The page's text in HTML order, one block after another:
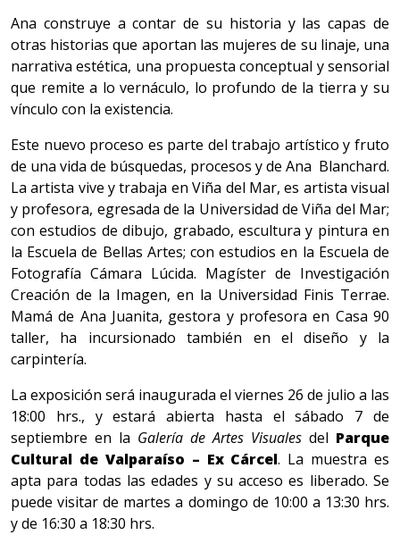
Ana construye a contar de su historia y las capas de
otras historias que aportan las mujeres de su linaje, una
narrativa estética, una propuesta conceptual y sensorial
que remite a lo vernáculo, lo profundo de la tierra y su
vínculo con la existencia.
Este nuevo proceso es parte del trabajo artístico y fruto
de una vida de búsquedas, procesos y de Ana Blanchard.
La artista vive y trabaja en Viña del Mar, es artista visual
y profesora, egresada de la Universidad de Viña del Mar;
con estudios de dibujo, grabado, escultura y pintura en
la Escuela de Bellas Artes; con estudios en la Escuela de
Fotografía Cámara Lúcida. Magíster de Investigación
Creación de la Imagen, en la Universidad Finis Terrae.
Mamá de Ana Juanita, gestora y profesora en Casa 90
taller, ha incursionado también en el diseño y la
carpintería.
La exposición será inaugurada el viernes 26 de julio a las
18:00 hrs., y estará abierta hasta el sábado 7 de
septiembre en la Galería de Artes Visuales del Parque
Cultural de Valparaíso – Ex Cárcel. La muestra es
apta para todas las edades y su acceso es liberado. Se
puede visitar de martes a domingo de 10:00 a 13:30 hrs.
y de 16:30 a 18:30 hrs.